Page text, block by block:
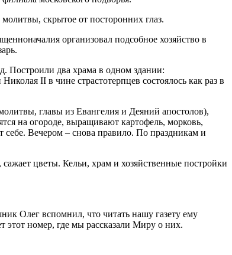
скрытое от посторонних глаз.
организовал подсобное хозяйство в
Построили два храма в одном здании:
II в чине страстотерпцев состоялось как раз в
главы из Евангелия и Деяний апостолов),
на огороде, выращивают картофель, морковь,
Вечером – сно­ва правило. По праздникам и
цветы. Кельи, храм и хозяйственные постройки
Олег вспомнил, что читать нашу газету ему
этот номер, где мы рассказали Миру о них.